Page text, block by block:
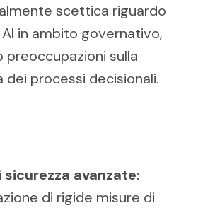
scettica riguardo
AI in ambito governativo,
preoccupazioni sulla
dei processi decisionali.
avanzate:
di rigide misure di